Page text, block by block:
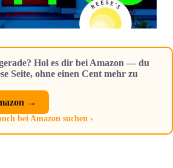
Hol es dir bei Amazon — du
Seite, ohne einen Cent mehr zu
→
bei Amazon suchen ›